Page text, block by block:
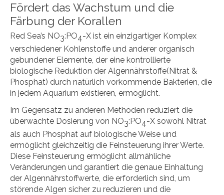
Fördert das Wachstum und die
Färbung der Korallen
Red Sea’s NO3:PO4-X ist ein einzigartiger Komplex
verschiedener Kohlenstoffe und anderer organisch
gebundener Elemente, der eine kontrollierte
biologische Reduktion der Algennährstoffe(Nitrat &
Phosphat) durch natürlich vorkommende Bakterien, die
in jedem Aquarium existieren, ermöglicht.
Im Gegensatz zu anderen Methoden reduziert die
überwachte Dosierung von NO3:PO4-X sowohl Nitrat
als auch Phosphat auf biologische Weise und
ermöglicht gleichzeitig die Feinsteuerung ihrer Werte.
Diese Feinsteuerung ermöglicht allmähliche
Veränderungen und garantiert die genaue Einhaltung
der Algennährstoffwerte, die erforderlich sind, um
störende Algen sicher zu reduzieren und die